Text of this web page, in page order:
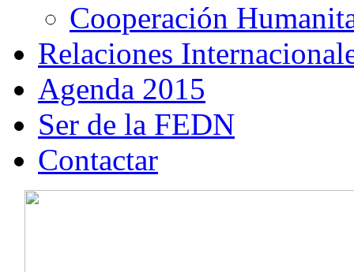
Cooperación
Relaciones
Agenda 2015
Ser de la FEDN
Contactar